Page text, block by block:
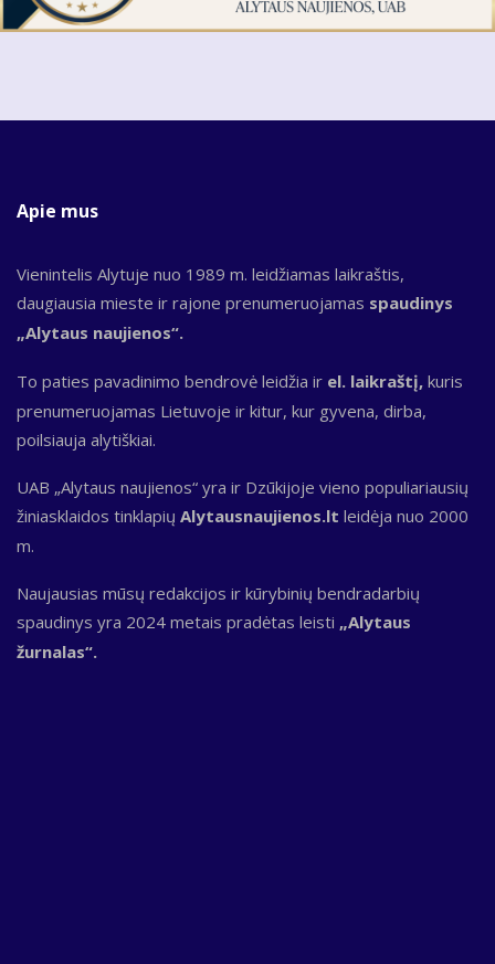
Apie mus
Vienintelis Alytuje nuo 1989 m. leidžiamas laikraštis,
daugiausia mieste ir rajone prenumeruojamas spaudinys
„Alytaus naujienos“.
To paties pavadinimo bendrovė leidžia ir el. laikraštį, kuris
prenumeruojamas Lietuvoje ir kitur, kur gyvena, dirba,
poilsiauja alytiškiai.
UAB „Alytaus naujienos“ yra ir Dzūkijoje vieno populiariausių
žiniasklaidos tinklapių Alytausnaujienos.lt leidėja nuo 2000
m.
Naujausias mūsų redakcijos ir kūrybinių bendradarbių
spaudinys yra 2024 metais pradėtas leisti „Alytaus
žurnalas“.